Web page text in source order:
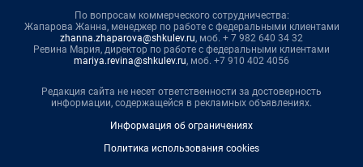
По вопросам коммерческого сотрудничества:
Жапарова Жанна, менеджер по работе с федеральными клиентами
zhanna.zhaparova@shkulev.ru, моб. + 7 982 640 34 32
Ревина Мария, директор по работе с федеральными клиентами
mariya.revina@shkulev.ru, моб. +7 910 402 4056
Редакция сайта не несет ответственности за достоверность
информации, содержащейся в рекламных объявлениях.
Информация об ограничениях
Политика использования cookies